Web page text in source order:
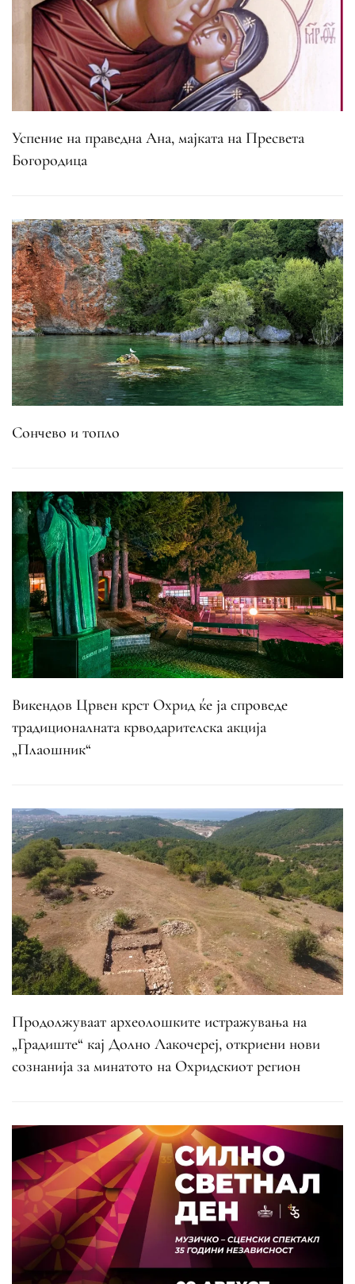
Успение на праведна Ана, мајката на Пресвета
Богородица
Сончево и топло
Викендов Црвен крст Охрид ќе ја спроведе
традиционалната крводарителска акција
„Плаошник“
Продолжуваат археолошките истражувања на
„Градиште“ кај Долно Лакочереј, откриени нови
сознанија за минатото на Охридскиот регион